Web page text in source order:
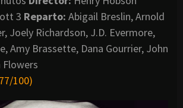
3 Reparto: Abigail Breslin, Arnold
Joely Richardson, J.D. Evermore,
Amy Brassette, Dana Gourrier, John
Flowers
100)